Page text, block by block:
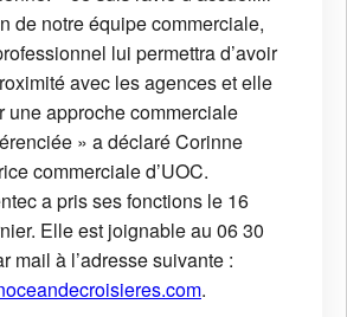
de notre équipe commerciale,
lui permettra d’avoir
avec les agences et elle
une approche commerciale
» a déclaré Corinne
commerciale d’UOC.
a pris ses fonctions le 16
Elle est joignable au 06 30
mail à l’adresse suivante :
.